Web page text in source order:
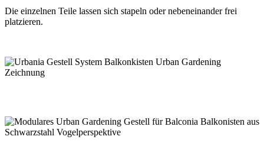
Die einzelnen Teile lassen sich stapeln oder nebeneinander frei
platzieren.